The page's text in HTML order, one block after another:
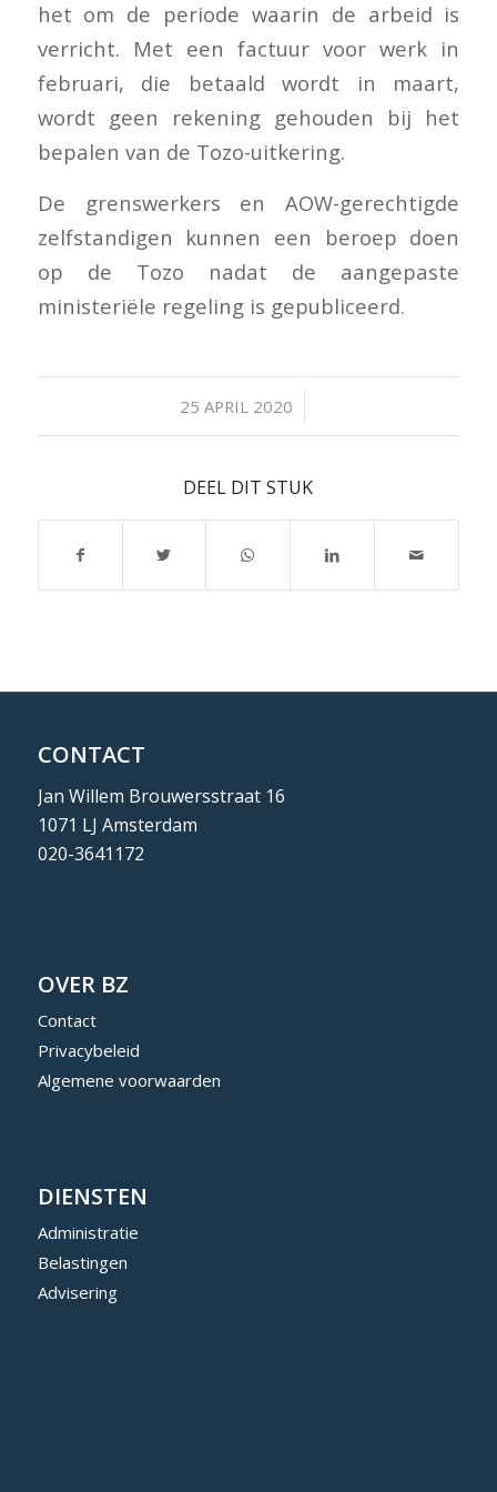
het om de periode waarin de arbeid is
verricht. Met een factuur voor werk in
februari, die betaald wordt in maart,
wordt geen rekening gehouden bij het
bepalen van de Tozo-uitkering.
De grenswerkers en AOW-gerechtigde
zelfstandigen kunnen een beroep doen
op de Tozo nadat de aangepaste
ministeriële regeling is gepubliceerd.
25 APRIL 2020
/
DEEL DIT STUK
CONTACT
Jan Willem Brouwersstraat 16
1071 LJ Amsterdam
020-3641172
OVER BZ
Contact
Privacybeleid
Algemene voorwaarden
DIENSTEN
Administratie
Belastingen
Advisering